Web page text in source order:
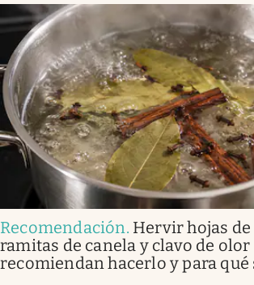
Recomendación. Hervir hojas
ramitas de canela y clavo de olor
recomiendan hacerlo y para qué